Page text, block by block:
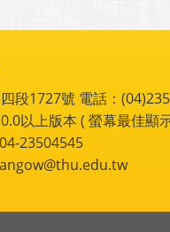
段1727號 電話：
以上版本 ( 螢幕最佳顯
23504545